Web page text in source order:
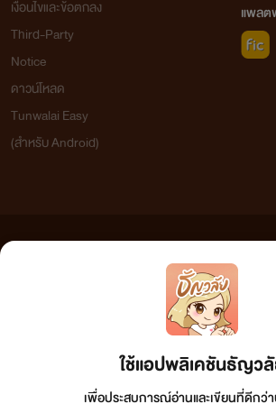
ใช้แอปพลิเคชันธัญว
เพื่อประสบการณ์อ่านและเขียนที่ดีกว่
เงื่อนไขและข้อตกลง
Third-Party
Notice
ดาวน์โหลด
Tunwalai Easy
(สำหรับ Android)
แพลต
เว็บไซต์แห่งนี้ไม่ได้เห็นด้วยและไม่ขอรับผิดชอบต่อข้อความใดๆ ทั้งสิ้น ดั
วิจารณญาณในการกลั่นกรองด้วยตนเอง และหากท่านพบข้อความใดๆ ที่
กรุณาแจ้งมาที่ tunwalai@ookbee.com เพื่อทีมงานจะได้ดำเนินการใน
ลิขสิทธิ์ตามพระราชบัญญัติลิขสิทธิ์ (ฉบับเพิ่มเติม) พ.ศ.2558